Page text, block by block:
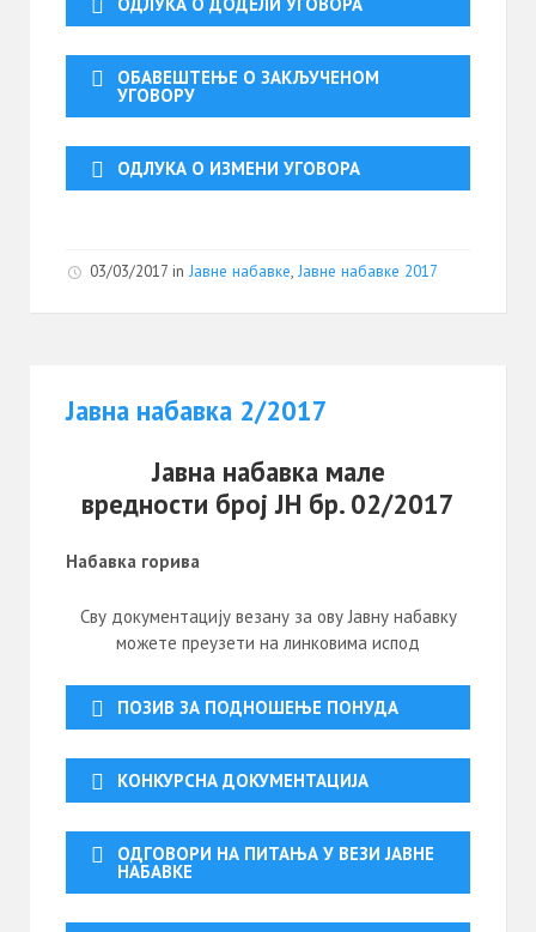
ОБАВЕШТЕЊЕ О ЗАКЉУЧЕНОМ
УГОВОРУ
ОДЛУКА О ИЗМЕНИ УГОВОРА
03/03/2017 in Јавне набавке, Јавне набавке 2017
Јавна набавка 2/2017
Јавна набавка мале
вредности број ЈН бр. 02/2017
Набавка горива
Сву документацију везану за ову Јавну набавку
можете преузети на линковима испод
ПОЗИВ ЗА ПОДНОШЕЊЕ ПОНУДА
КОНКУРСНА ДОКУМЕНТАЦИЈА
ОДГОВОРИ НА ПИТАЊА У ВЕЗИ ЈАВНЕ
НАБАВКЕ